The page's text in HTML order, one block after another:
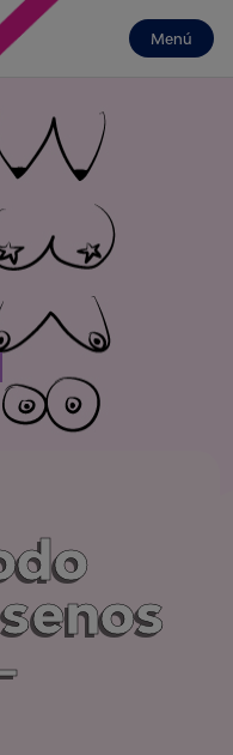
Menú